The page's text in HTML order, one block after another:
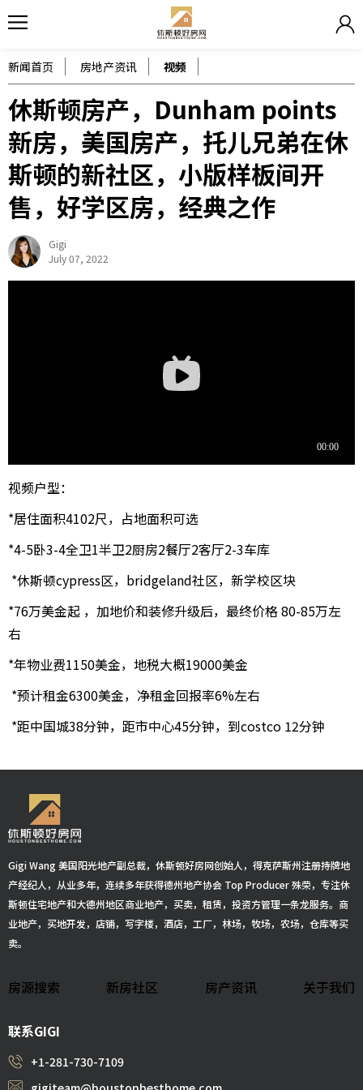
新闻首页 房地产资讯 视频
休斯顿房产，Dunham points
新房，美国房产，托儿兄弟在休
斯顿的新社区，小版样板间开
售，好学区房，经典之作
Gigi
July 07, 2022
视频户型：
*居住面积4102尺，占地面积可选
*4-5卧3-4全卫1半卫2厨房2餐厅2客厅2-3车库
*休斯顿cypress区，bridgeland社区，新学校区块
*76万美金起 ，加地价和装修升级后，最终价格 80-85万左
右
*年物业费1150美金，地税大概19000美金
*预计租金6300美金，净租金回报率6%左右
*距中国城38分钟，距市中心45分钟，到costco 12分钟
Gigi Wang 美国阳光地产副总裁，休斯顿好房网创始人，得克萨斯州注册持牌地
产经纪人，从业多年，连续多年获得德州地产协会 Top Producer 殊荣，专注休
斯顿住宅地产和大德州地区商业地产，买卖，租赁，投资方管理一条龙服务。商
业地产，买地开发，店铺，写字楼，酒店，工厂，林场，牧场，农场，仓库等买
卖。
房源搜索 新房社区 房产资讯 关于我们
联系GIGI
+1-281-730-7109